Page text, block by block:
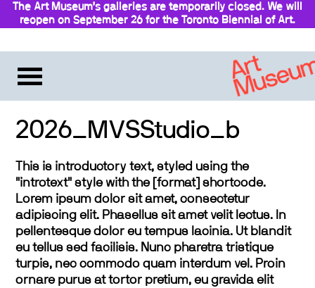
The Art Museum’s galleries are temporarily closed. We will
reopen on September 26 for the Toronto Biennial of Art.
2026_MVSStudio_b
This is introductory text, styled using the
"introtext" style with the [format] shortcode.
Lorem ipsum dolor sit amet, consectetur
adipiscing elit. Phasellus sit amet velit lectus. In
pellentesque dolor eu tempus lacinia. Ut blandit
eu tellus sed facilisis. Nunc pharetra tristique
turpis, nec commodo quam interdum vel. Proin
ornare purus at tortor pretium, eu gravida elit